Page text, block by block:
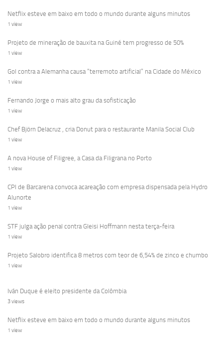
Netflix esteve em baixo em todo o mundo durante alguns minutos
1 view
Projeto de mineração de bauxita na Guiné tem progresso de 50%
1 view
Gol contra a Alemanha causa “terremoto artificial” na Cidade do México
1 view
Fernando Jorge o mais alto grau da sofisticação
1 view
Chef Björn Delacruz , cria Donut para o restaurante Manila Social Club
1 view
A nova House of Filigree, a Casa da Filigrana no Porto
1 view
CPI de Barcarena convoca acareação com empresa dispensada pela Hydro
Alunorte
1 view
STF julga ação penal contra Gleisi Hoffmann nesta terça-feira
1 view
Projeto Salobro identifica 8 metros com teor de 6,54% de zinco e chumbo
1 view
Iván Duque é eleito presidente da Colômbia
3 views
Netflix esteve em baixo em todo o mundo durante alguns minutos
1 view